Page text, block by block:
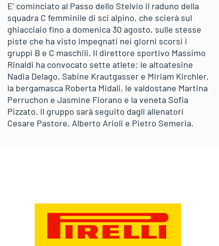
E’ cominciato al Passo dello Stelvio il raduno della
squadra C femminile di sci alpino, che scierà sul
ghiacciaio fino a domenica 30 agosto, sulle stesse
piste che ha visto impegnati nei giorni scorsi i
gruppi B e C maschili. Il direttore sportivo Massimo
Rinaldi ha convocato sette atlete: le altoatesine
Nadia Delago, Sabine Krautgasser e Miriam Kirchler,
la bergamasca Roberta Midali, le valdostane Martina
Perruchon e Jasmine Fiorano e la veneta Sofia
Pizzato. Il gruppo sarà seguito dagli allenatori
Cesare Pastore, Alberto Arioli e Pietro Semeria.